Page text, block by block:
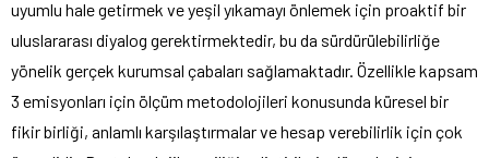
uyumlu hale getirmek ve yeşil yıkamayı önlemek için proaktif bir
uluslararası diyalog gerektirmektedir, bu da sürdürülebilirliğe
yönelik gerçek kurumsal çabaları sağlamaktadır. Özellikle kapsam
3 emisyonları için ölçüm metodolojileri konusunda küresel bir
fikir birliği, anlamlı karşılaştırmalar ve hesap verebilirlik için çok